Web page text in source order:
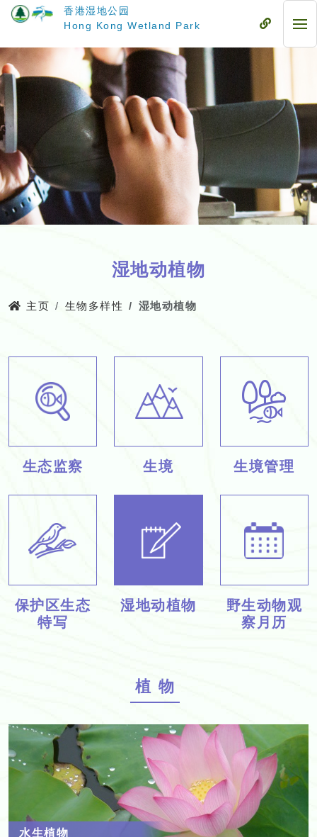
要
内
容
香港湿地公园
Hong Kong Wetland Park
流
流
动
湿地动植物
主页 生物多样性 湿地动植物
生态监察 生境 生境管理
保护区生态
特写
湿地动植物
野生动物观
察月历
植物
水生植物